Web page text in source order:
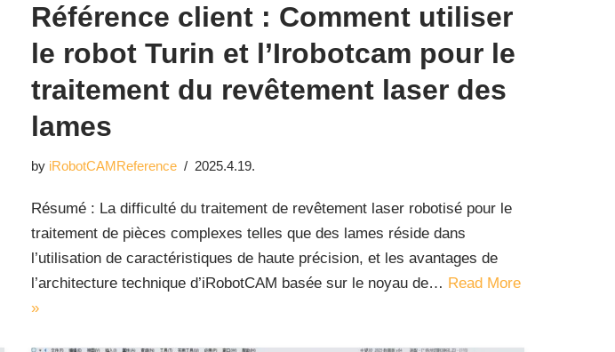
Référence client : Comment utiliser
le robot Turin et l’Irobotcam pour le
traitement du revêtement laser des
lames
by iRobotCAMReference 2025.4.19.
Résumé : La difficulté du traitement de revêtement laser robotisé pour le
traitement de pièces complexes telles que des lames réside dans
l’utilisation de caractéristiques de haute précision, et les avantages de
l’architecture technique d’iRobotCAM basée sur le noyau de… Read More
»